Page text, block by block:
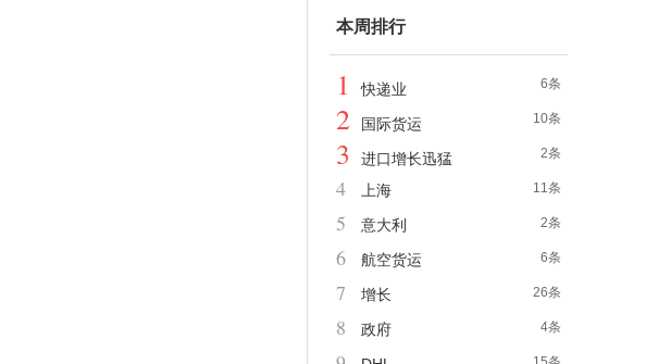
本周排行
6条
1 快递业
10条
2 国际货运
2条
3 进口增长迅猛
11条
4 上海
2条
5 意大利
6条
6 航空货运
26条
7 增长
4条
8 政府